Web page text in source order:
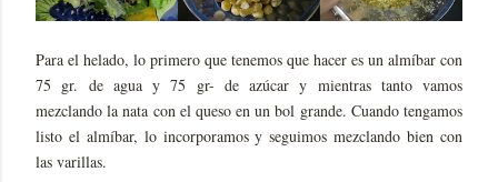
Para el helado, lo primero que tenemos que hacer es un almíbar con
75 gr. de agua y 75 gr- de azúcar y mientras tanto vamos
mezclando la nata con el queso en un bol grande. Cuando tengamos
listo el almíbar, lo incorporamos y seguimos mezclando bien con
las varillas.